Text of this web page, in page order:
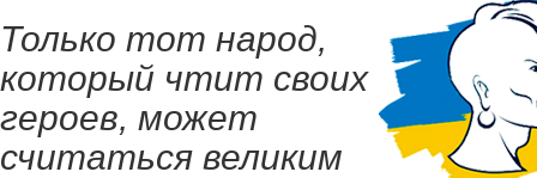
Только тот народ,
который чтит своих
героев, может
считаться великим